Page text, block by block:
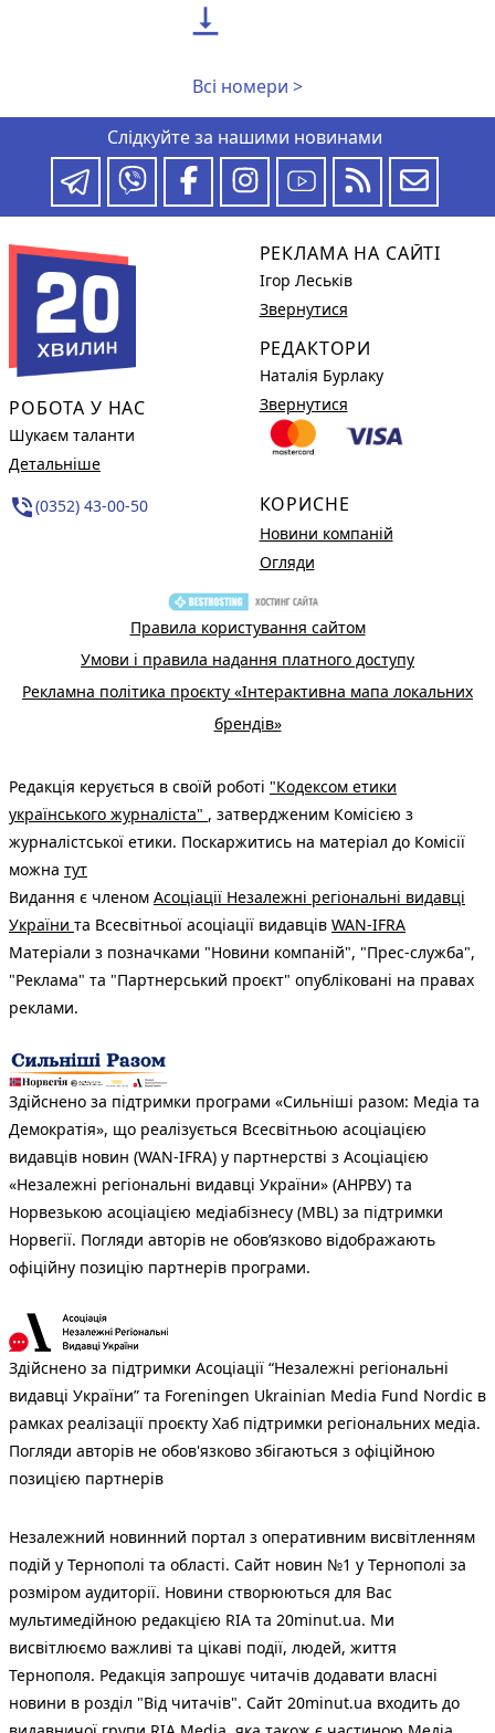

Всі номери >
Слідкуйте за нашими новинами
РОБОТА У НАС
Шукаєм таланти
Детальніше
phone_in_talk(0352) 43-00-50
РЕКЛАМА НА САЙТІ
Ігор Леськів
Звернутися
РЕДАКТОРИ
Наталія Бурлаку
Звернутися
КОРИСНЕ
Новини компаній
Огляди
Правила користування сайтом
Умови і правила надання платного доступу
Рекламна політика проєкту «Інтерактивна мапа локальних
брендів»
Редакція керується в своїй роботі "Кодексом етики
українського журналіста" , затвердженим Комісією з
журналістської етики. Поскаржитись на матеріал до Комісії
можна тут
Видання є членом Асоціації Незалежні регіональні видавці
України та Всесвітньої асоціації видавців WAN-IFRA
Матеріали з позначками "Новини компаній", "Прес-служба",
"Реклама" та "Партнерський проєкт" опубліковані на правах
реклами.
Здійснено за підтримки програми «Сильніші разом: Медіа та
Демократія», що реалізується Всесвітньою асоціацією
видавців новин (WAN-IFRA) у партнерстві з Асоціацією
«Незалежні регіональні видавці України» (АНРВУ) та
Норвезькою асоціацією медіабізнесу (MBL) за підтримки
Норвегії. Погляди авторів не обов’язково відображають
офіційну позицію партнерів програми.
Здійснено за підтримки Асоціації “Незалежні регіональні
видавці України” та Foreningen Ukrainian Media Fund Nordic в
рамках реалізації проєкту Хаб підтримки регіональних медіа.
Погляди авторів не обов'язково збігаються з офіційною
позицією партнерів
Незалежний новинний портал з оперативним висвітленням
подій у Тернополі та області. Сайт новин №1 у Тернополі за
розміром аудиторії. Новини створюються для Вас
мультимедійною редакцією RIA та 20minut.ua. Ми
висвітлюємо важливі та цікаві події, людей, життя
Тернополя. Редакція запрошує читачів додавати власні
новини в розділ "Від читачів". Сайт 20minut.ua входить до